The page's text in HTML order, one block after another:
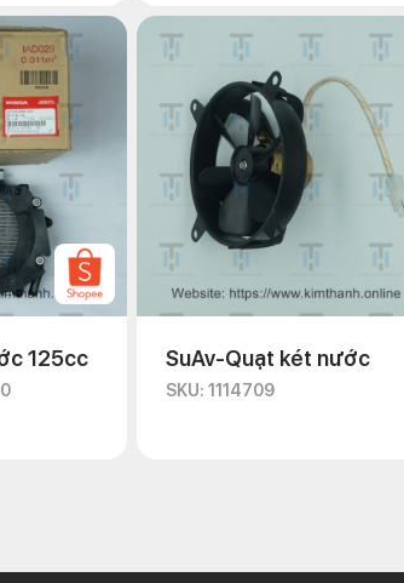
125cc SuAv-Quạt két nước
SKU: 1114709